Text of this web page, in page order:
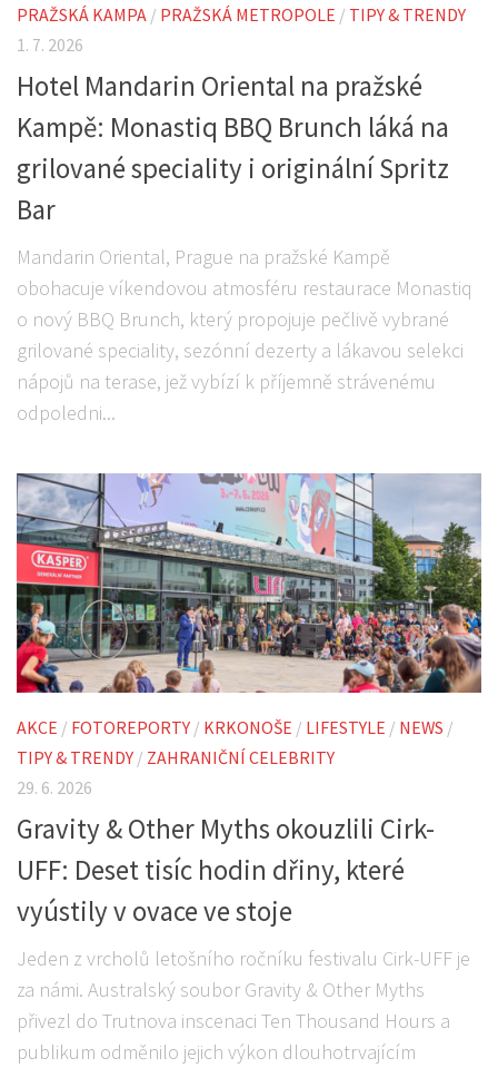
PRAŽSKÁ KAMPA / PRAŽSKÁ METROPOLE / TIPY & TRENDY
1. 7. 2026
Hotel Mandarin Oriental na pražské
Kampě: Monastiq BBQ Brunch láká na
grilované speciality i originální Spritz
Bar
Mandarin Oriental, Prague na pražské Kampě
obohacuje víkendovou atmosféru restaurace Monastiq
o nový BBQ Brunch, který propojuje pečlivě vybrané
grilované speciality, sezónní dezerty a lákavou selekci
nápojů na terase, jež vybízí k příjemně strávenému
odpoledni...
AKCE / FOTOREPORTY / KRKONOŠE / LIFESTYLE / NEWS /
TIPY & TRENDY / ZAHRANIČNÍ CELEBRITY
29. 6. 2026
Gravity & Other Myths okouzlili Cirk-
UFF: Deset tisíc hodin dřiny, které
vyústily v ovace ve stoje
Jeden z vrcholů letošního ročníku festivalu Cirk-UFF je
za námi. Australský soubor Gravity & Other Myths
přivezl do Trutnova inscenaci Ten Thousand Hours a
publikum odměnilo jejich výkon dlouhotrvajícím